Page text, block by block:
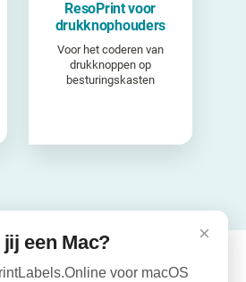
ResoPrint voor
drukknophouders
Voor het coderen van
drukknoppen op
besturingskasten
×
een Mac?
voor macOS